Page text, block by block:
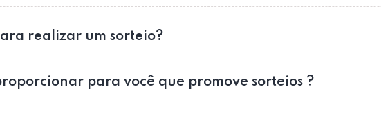
realizar um sorteio?
para você que promove sorteios ?